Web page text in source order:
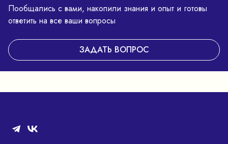
Пообщались с вами, накопили знания и опыт и готовы
ответить на все ваши вопросы
ЗАДАТЬ ВОПРОС